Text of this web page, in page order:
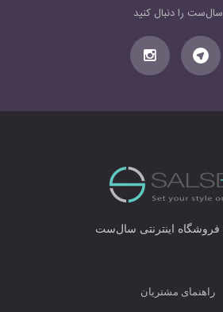
س
ی
م
ی
خ
ا
و
ر
م
سال‌ست را دنبال کنید
راهنمای مشتریان